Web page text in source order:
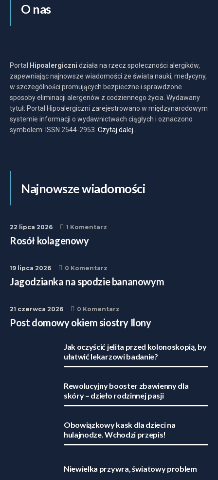
O nas
Portal Hipoalergiczni działa na rzecz społeczności alergików,
zapewniając najnowsze wiadomości ze świata nauki, medycyny,
w szczególności promujących bezpieczne i sprawdzone
sposoby eliminacji alergenów z codziennego życia. Wydawany
tytuł: Portal Hipoalergiczni zarejestrowano w międzynarodowym
systemie informacji o wydawnictwach ciągłych i oznaczono
symbolem: ISSN 2544-2953. Czytaj dalej…
Najnowsze wiadomości
22 lipca 2026 1 Komentarz
Rosół kolagenowy
19 lipca 2026 0 Komentarz
Jagodzianka na spodzie bananowym
21 czerwca 2026 0 Komentarz
Post domowy okiem siostry Ilony
Jak oczyścić jelita przed kolonoskopią, by
ułatwić lekarzowi badanie?
Rewolucyjny booster zbawienny dla
skóry – dzieło rodzinnej pasji
Obowiązkowy kask dla dzieci na
hulajnodze. Wchodzi przepis!
Niewielka przywra, światowy problem